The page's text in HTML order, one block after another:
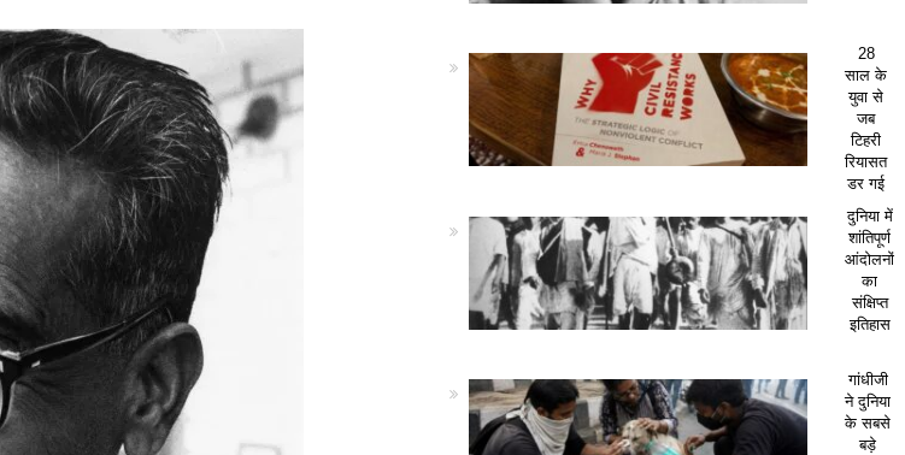
28
साल के
युवा से
जब
टिहरी
रियासत
डर गई
दुनिया में
शांतिपूर्ण
आंदोलनों
का
संक्षिप्त
इतिहास
गांधीजी
ने दुनिया
के सबसे
बड़े